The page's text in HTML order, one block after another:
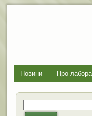
-
Новини Про
Пошукова